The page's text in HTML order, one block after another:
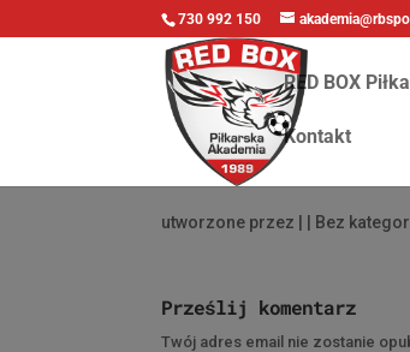
730 992 150
RED BOX
Kontakt
utworzone przez | Bez
Prześlij komentarz
Twój adres email nie zostanie